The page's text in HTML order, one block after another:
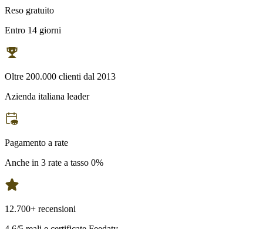
Reso gratuito
Entro 14 giorni
Oltre 200.000 clienti dal 2013
Azienda italiana leader
Pagamento a rate
Anche in 3 rate a tasso 0%
12.700+ recensioni